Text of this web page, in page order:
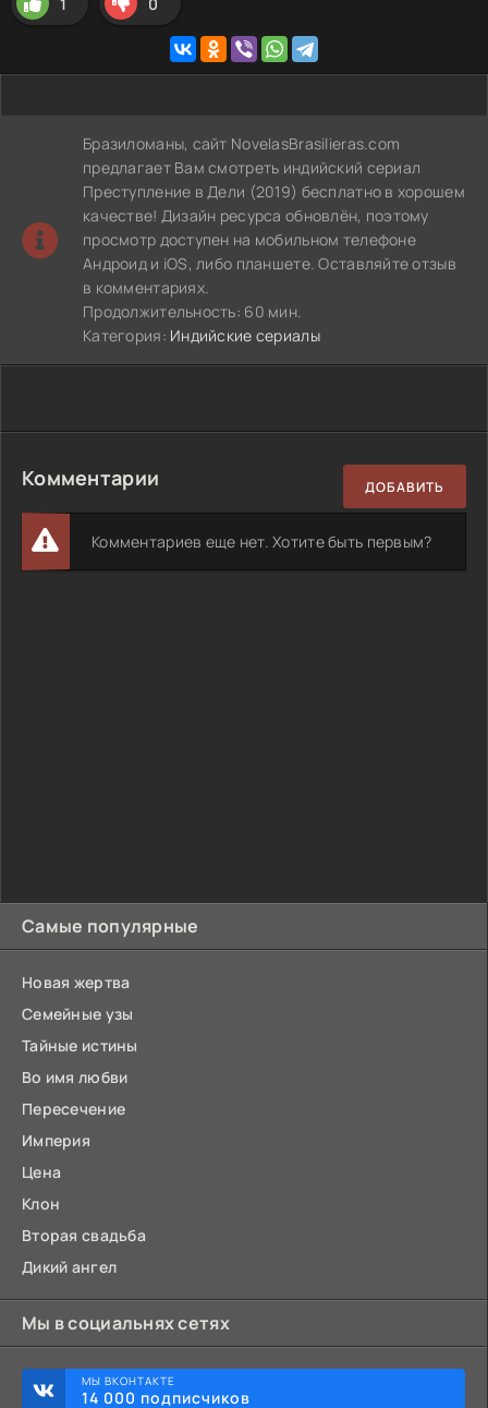
Самые популярные
Новая жертва
Семейные узы
Тайные истины
Во имя любви
Пересечение
Империя
Цена
Клон
Вторая свадьба
Дикий ангел
Мы в социальнях сетях
МЫ ВКОНТАКТЕ
14 000 подписчиков
Бразиломаны, сайт NovelasBrasilieras.com
предлагает Вам смотреть индийский сериал
Преступление в Дели (2019) бесплатно в хорошем
качестве! Дизайн ресурса обновлён, поэтому
просмотр доступен на мобильном телефоне
Андроид и iOS, либо планшете. Оставляйте отзыв
в комментариях.
Продолжительность: 60 мин.
Категория: Индийские сериалы
Комментарии ДОБАВИТЬ
Комментариев еще нет. Хотите быть первым?